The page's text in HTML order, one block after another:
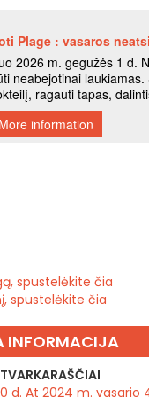
spustelėkite čia
spustelėkite čia
INFORMACIJA
d. At 2024 m. vasario